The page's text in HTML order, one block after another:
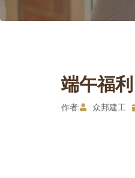
端午福
作者: 众邦建工